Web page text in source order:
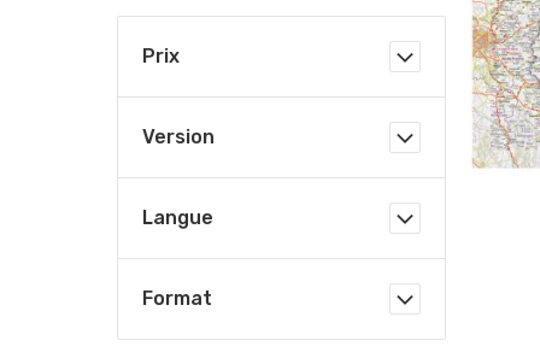
Prix
Version
Langue
Format